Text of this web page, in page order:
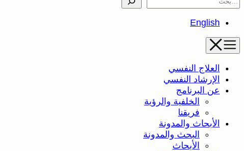
English
العلاج النفسي
الإرشاد النفسي
عن البرنامج
الخلفية والرؤية
فريقنا
الأبحاث والمدونة
البحث والمدونة
الأبحاث